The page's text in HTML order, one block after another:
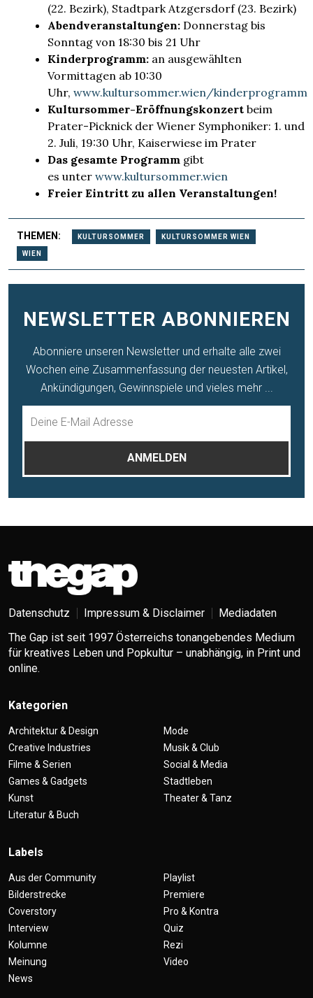
(22. Bezirk), Stadtpark Atzgersdorf (23. Bezirk)
Abendveranstaltungen: Donnerstag bis
Sonntag von 18:30 bis 21 Uhr
Kinderprogramm: an ausgewählten
Vormittagen ab 10:30
Uhr, www.kultursommer.wien/kinderprogramm
Kultursommer-Eröffnungskonzert beim
Prater-Picknick der Wiener Symphoniker: 1. und
2. Juli, 19:30 Uhr, Kaiserwiese im Prater
Das gesamte Programm gibt
es unter www.kultursommer.wien
Freier Eintritt zu allen Veranstaltungen!
THEMEN: KULTURSOMMER KULTURSOMMER WIEN
WIEN
NEWSLETTER ABONNIEREN
Abonniere unseren Newsletter und erhalte alle zwei
Wochen eine Zusammenfassung der neuesten Artikel,
Ankündigungen, Gewinnspiele und vieles mehr ...
Datenschutz Impressum & Disclaimer
Mediadaten
The Gap ist seit 1997 Österreichs tonangebendes Medium
für kreatives Leben und Popkultur – unabhängig, in Print und
online.
Kategorien
Architektur & Design
Creative Industries
Filme & Serien
Games & Gadgets
Kunst
Literatur & Buch
Mode
Musik & Club
Social & Media
Stadtleben
Theater & Tanz
Labels
Aus der Community
Bilderstrecke
Coverstory
Interview
Kolumne
Meinung
News
Playlist
Premiere
Pro & Kontra
Quiz
Rezi
Video